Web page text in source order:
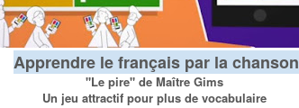
Apprendre le français par la chanson
"Le pire" de Maître Gims
Un jeu attractif pour plus de vocabulaire